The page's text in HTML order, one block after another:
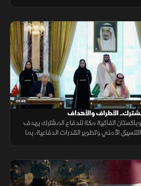
01:46
الأطراف والأهداف
اتفاقية مكة للدفاع المشترك بهدف
الأمني وتطوير القدرات الدفاعية، بما